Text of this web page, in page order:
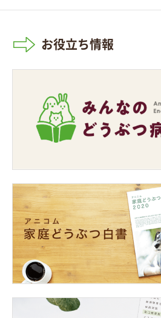
お役立ち情報